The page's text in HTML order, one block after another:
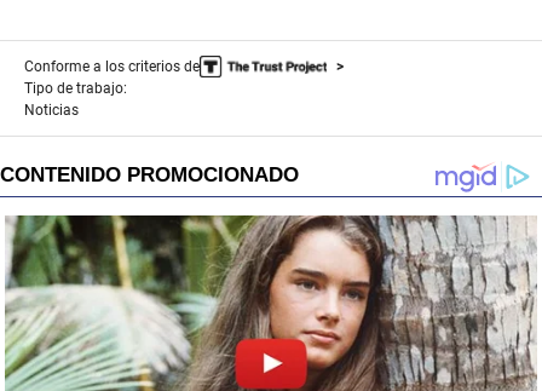
Conforme a los criterios de
Tipo de trabajo:
Noticias